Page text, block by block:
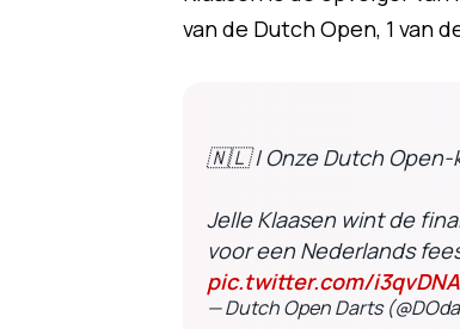
van de Dutch Open, 1 van
🇳🇱 | Onze Dutch Open-
Jelle Klaasen wint de
voor een Nederlands
pic.twitter.com/
— Dutch Open Darts